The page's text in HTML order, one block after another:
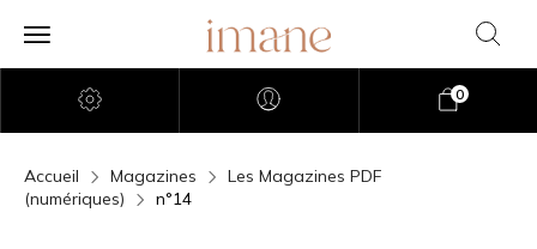
0
Accueil Magazines
Les Magazines PDF
(numériques)
n°14